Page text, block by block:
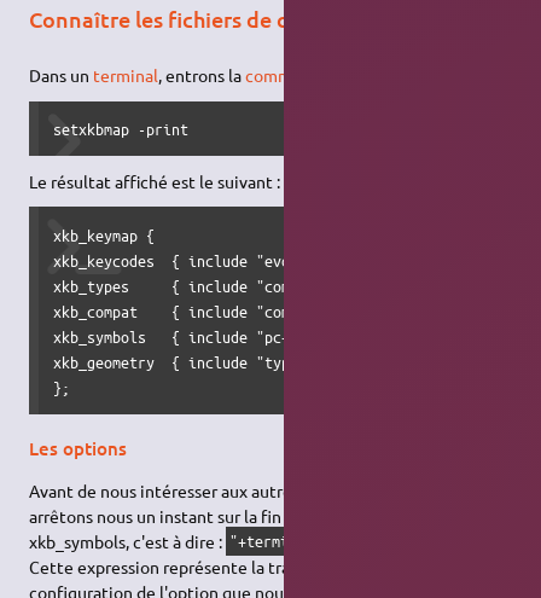
Connaître les fichiers de configuration actifs
Dans un terminal, entrons lacommande
setxkbmap -print
Le résultat affiché est le suivant :
xkb_keymap {
xkb_keycodes  { include "evdev+aliases(azerty)"	};
xkb_types     { include "complete"	};
xkb_compat    { include "complete"	};
xkb_symbols   { include
xkb_geometry  { include "typematrix(tm2030USB)"	};
};
Les options
Avant de nous intéresser aux autres fichiers de configuration,
arrêtons nous un instant sur la fin de la ligne qui commence par
xkb_symbols, c'est à dire : "+terminate(ctrl_alt_bksp)"
Cette expression représente la traduction, en terme de
configuration de l'option que nous n'avons pas supprimée,